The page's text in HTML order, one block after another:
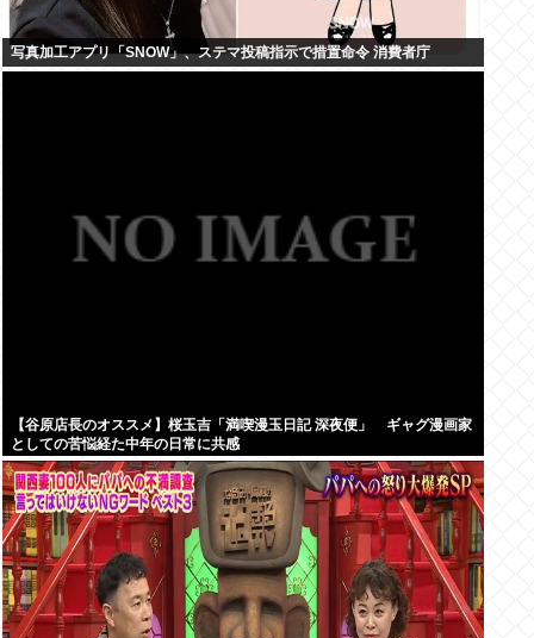
写真加工アプリ「SNOW」、ステマ投稿指示で措置命令 消費者庁
【谷原店長のオススメ】桜玉吉「満喫漫玉日記 深夜便」 ギャグ漫画家
としての苦悩経た中年の日常に共感